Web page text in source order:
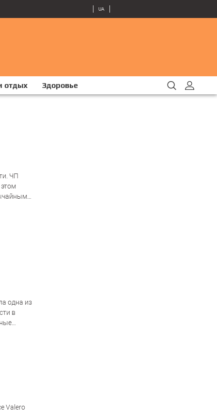
UA
отдых Здоровье
ЧП
одна из
в
Valero